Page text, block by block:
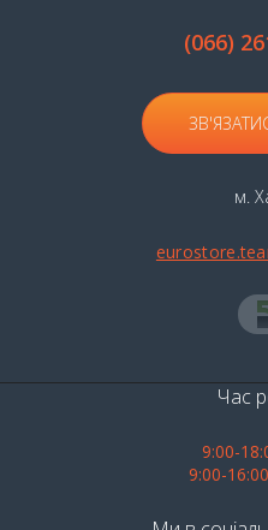
(066)
м.
Час
9:00-
9:00-